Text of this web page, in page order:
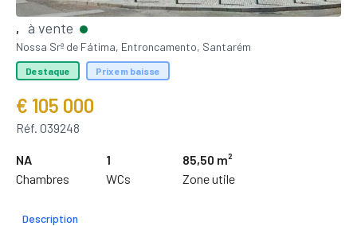
, à vente
Nossa Srª de Fátima, Entroncamento, Santarém
Destaque Prix em baisse
€ 105 000
Réf. 039248
NA
Chambres
1
WCs
85,50 m²
Zone utile
Description